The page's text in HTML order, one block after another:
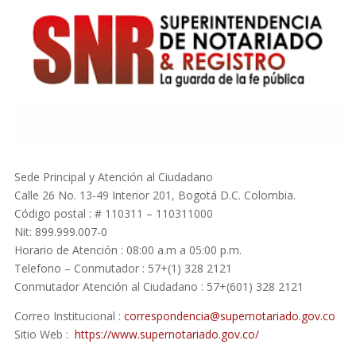
Sede Principal y Atención al Ciudadano
Calle 26 No. 13-49 Interior 201, Bogotá D.C. Colombia.
Código postal : # 110311 – 110311000
Nit: 899.999.007-0
Horario de Atención : 08:00 a.m a 05:00 p.m.
Telefono – Conmutador : 57+(1) 328 2121
Conmutador Atención al Ciudadano : 57+(601) 328 2121
Correo Institucional : correspondencia@supernotariado.gov.co
Sitio Web : https://www.supernotariado.gov.co/